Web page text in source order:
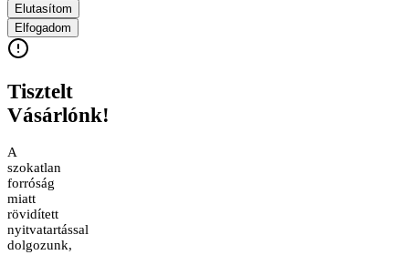
Elutasítom
Elfogadom
Tisztelt
Vásárlónk!
A
szokatlan
forróság
miatt
rövidített
nyitvatartással
dolgozunk,